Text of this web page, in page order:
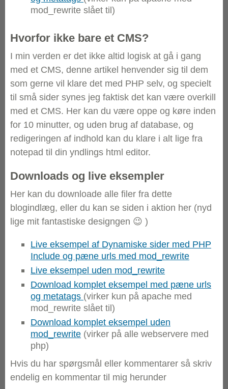
mod_rewrite slået til)
Hvorfor ikke bare et CMS?
I min verden er det ikke altid logisk at gå i gang
med et CMS, denne artikel henvender sig til dem
som gerne vil klare det med PHP selv, og specielt
til små sider synes jeg faktisk det kan være overkill
med et CMS. Her kan du være oppe og køre inden
for 10 minutter, og uden brug af database, og
redigeringen af indhold kan du klare i alt lige fra
notepad til din yndlings html editor.
Downloads og live eksempler
Her kan du downloade alle filer fra dette
blogindlæg, eller du kan se siden i aktion her (nyd
lige mit fantastiske designgen 😉 )
Live eksempel af Dynamiske sider med PHP
Include og pæne urls med mod_rewrite
Live eksempel uden mod_rewrite
Download komplet eksempel med pæne urls
og metatags (virker kun på apache med
mod_rewrite slået til)
Download komplet eksempel uden
mod_rewrite (virker på alle webservere med
php)
Hvis du har spørgsmål eller kommentarer så skriv
endelig en kommentar til mig herunder